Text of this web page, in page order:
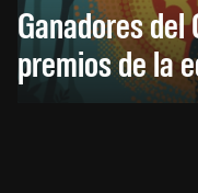
Ganadores
premios de la